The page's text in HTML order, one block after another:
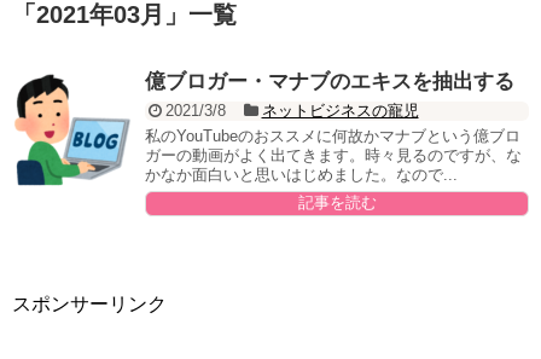
「 2021年03月 」 一覧
億ブロガー・マナブのエキスを抽出する
2021/3/8
ネットビジネスの寵児
私のYouTubeのおススメに何故かマナブという億ブロ
ガーの動画がよく出てきます。時々見るのですが、な
かなか面白いと思いはじめました。なので...
記事を読む
スポンサーリンク